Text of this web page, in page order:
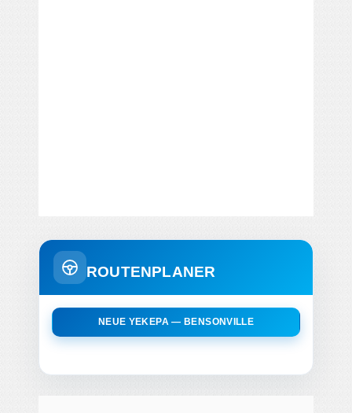
ROUTENPLANER
NEUE YEKEPA — BENSONVILLE